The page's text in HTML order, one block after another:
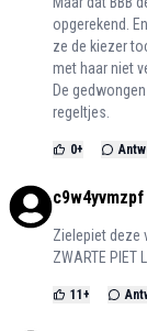
opgerekend.
ze de kiezer
met haar niet
De
regeltjes.
0+
c9w4yvmzpf
Zielepiet deze
ZWARTE PIET
11 +